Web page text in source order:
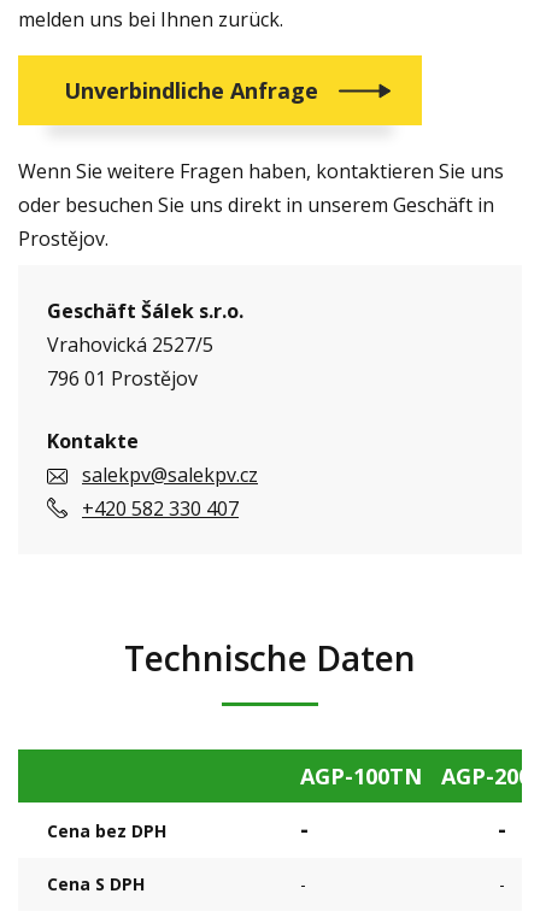
melden uns bei Ihnen zurück.
Unverbindliche Anfrage
Wenn Sie weitere Fragen haben, kontaktieren Sie uns
oder besuchen Sie uns direkt in unserem Geschäft in
Prostějov.
Geschäft Šálek s.r.o.
Vrahovická 2527/5
796 01 Prostějov
Kontakte
salekpv@salekpv.cz
+420 582 330 407
Technische Daten
AGP-100TN AGP-
Cena bez DPH - -
Cena S DPH - -